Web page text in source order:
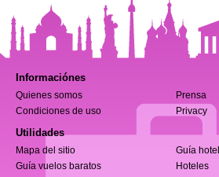
Informaciónes
Quienes somos
Prensa
Condiciones de uso
Privacy
Utilidades
Mapa del sitio
Guía
Guía vuelos baratos
Hoteles